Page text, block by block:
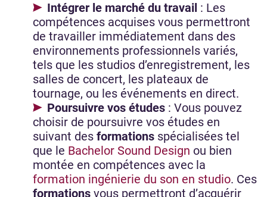
Intégrer le marché du travail : Les
compétences acquises vous permettront
de travailler immédiatement dans des
environnements professionnels variés,
tels que les studios d’enregistrement, les
salles de concert, les plateaux de
tournage, ou les événements en direct.
Poursuivre vos études : Vous pouvez
choisir de poursuivre vos études en
suivant des formations spécialisées tel
que le Bachelor Sound Design ou bien
montée en compétences avec la
formation ingénierie du son en studio. Ces
formations vous permettront d’acquérir